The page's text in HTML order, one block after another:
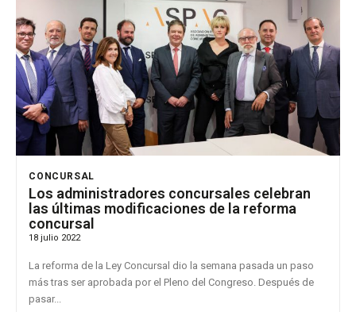
CONCURSAL
Los administradores concursales celebran
las últimas modificaciones de la reforma
concursal
18 julio 2022
La reforma de la Ley Concursal dio la semana pasada un paso
más tras ser aprobada por el Pleno del Congreso. Después de
pasar...